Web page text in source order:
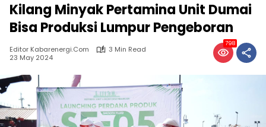
Kilang Minyak Pertamina Unit Dumai
Bisa Produksi Lumpur Pengeboran
Editor Kabarenergi.com
3 Min Read
23 May 2024
798